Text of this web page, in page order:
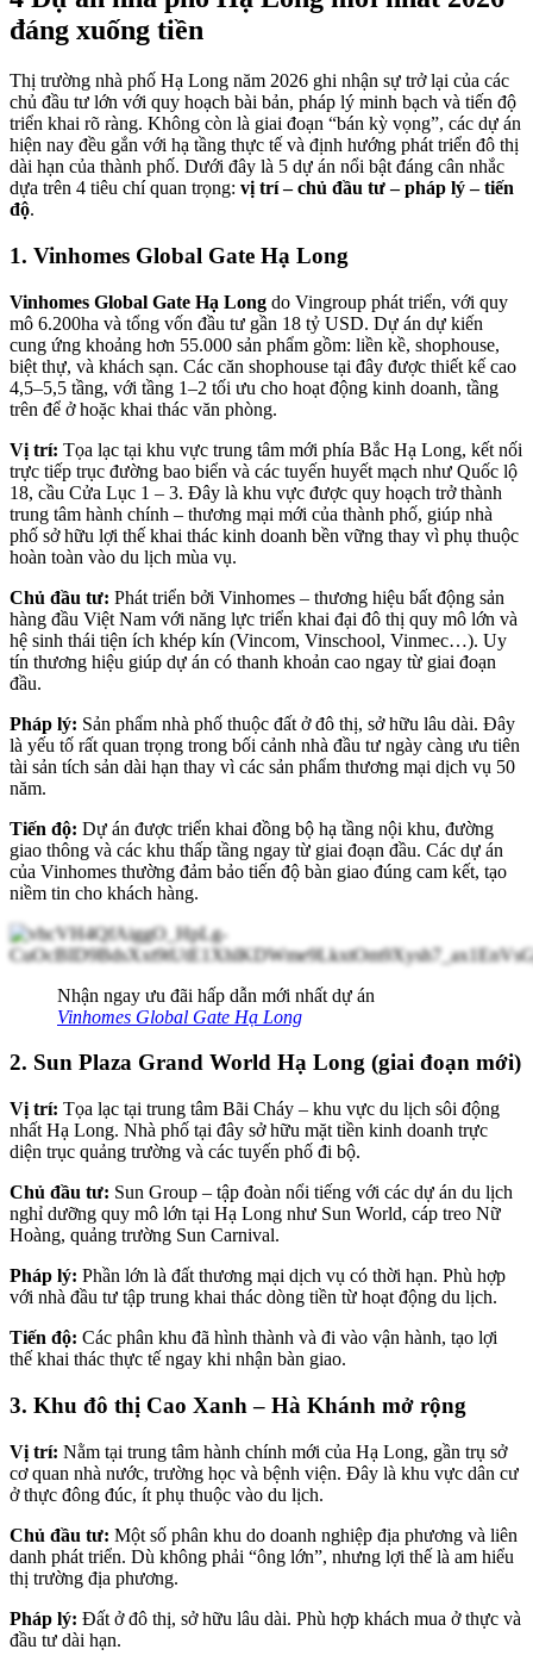
đáng xuống tiền
Thị trường nhà phố Hạ Long năm 2026 ghi nhận sự trở lại của các
chủ đầu tư lớn với quy hoạch bài bản, pháp lý minh bạch và tiến độ
triển khai rõ ràng. Không còn là giai đoạn “bán kỳ vọng”, các dự án
hiện nay đều gắn với hạ tầng thực tế và định hướng phát triển đô thị
dài hạn của thành phố. Dưới đây là 5 dự án nổi bật đáng cân nhắc
dựa trên 4 tiêu chí quan trọng: vị trí – chủ đầu tư – pháp lý – tiến
độ.
1. Vinhomes Global Gate Hạ Long
Vinhomes Global Gate Hạ Long do Vingroup phát triển, với quy
mô 6.200ha và tổng vốn đầu tư gần 18 tỷ USD. Dự án dự kiến
cung ứng khoảng hơn 55.000 sản phẩm gồm: liền kề, shophouse,
biệt thự, và khách sạn. Các căn shophouse tại đây được thiết kế cao
4,5–5,5 tầng, với tầng 1–2 tối ưu cho hoạt động kinh doanh, tầng
trên để ở hoặc khai thác văn phòng.
Vị trí: Tọa lạc tại khu vực trung tâm mới phía Bắc Hạ Long, kết nối
trực tiếp trục đường bao biển và các tuyến huyết mạch như Quốc lộ
18, cầu Cửa Lục 1 – 3. Đây là khu vực được quy hoạch trở thành
trung tâm hành chính – thương mại mới của thành phố, giúp nhà
phố sở hữu lợi thế khai thác kinh doanh bền vững thay vì phụ thuộc
hoàn toàn vào du lịch mùa vụ.
Chủ đầu tư: Phát triển bởi Vinhomes – thương hiệu bất động sản
hàng đầu Việt Nam với năng lực triển khai đại đô thị quy mô lớn và
hệ sinh thái tiện ích khép kín (Vincom, Vinschool, Vinmec…). Uy
tín thương hiệu giúp dự án có thanh khoản cao ngay từ giai đoạn
đầu.
Pháp lý: Sản phẩm nhà phố thuộc đất ở đô thị, sở hữu lâu dài. Đây
là yếu tố rất quan trọng trong bối cảnh nhà đầu tư ngày càng ưu tiên
tài sản tích sản dài hạn thay vì các sản phẩm thương mại dịch vụ 50
năm.
Tiến độ: Dự án được triển khai đồng bộ hạ tầng nội khu, đường
giao thông và các khu thấp tầng ngay từ giai đoạn đầu. Các dự án
của Vinhomes thường đảm bảo tiến độ bàn giao đúng cam kết, tạo
niềm tin cho khách hàng.
Nhận ngay ưu đãi hấp dẫn mới nhất dự án
Vinhomes Global Gate Hạ Long
2. Sun Plaza Grand World Hạ Long (giai đoạn mới)
Vị trí: Tọa lạc tại trung tâm Bãi Cháy – khu vực du lịch sôi động
nhất Hạ Long. Nhà phố tại đây sở hữu mặt tiền kinh doanh trực
diện trục quảng trường và các tuyến phố đi bộ.
Chủ đầu tư: Sun Group – tập đoàn nổi tiếng với các dự án du lịch
nghỉ dưỡng quy mô lớn tại Hạ Long như Sun World, cáp treo Nữ
Hoàng, quảng trường Sun Carnival.
Pháp lý: Phần lớn là đất thương mại dịch vụ có thời hạn. Phù hợp
với nhà đầu tư tập trung khai thác dòng tiền từ hoạt động du lịch.
Tiến độ: Các phân khu đã hình thành và đi vào vận hành, tạo lợi
thế khai thác thực tế ngay khi nhận bàn giao.
3. Khu đô thị Cao Xanh – Hà Khánh mở rộng
Vị trí: Nằm tại trung tâm hành chính mới của Hạ Long, gần trụ sở
cơ quan nhà nước, trường học và bệnh viện. Đây là khu vực dân cư
ở thực đông đúc, ít phụ thuộc vào du lịch.
Chủ đầu tư: Một số phân khu do doanh nghiệp địa phương và liên
danh phát triển. Dù không phải “ông lớn”, nhưng lợi thế là am hiểu
thị trường địa phương.
Pháp lý: Đất ở đô thị, sở hữu lâu dài. Phù hợp khách mua ở thực và
đầu tư dài hạn.